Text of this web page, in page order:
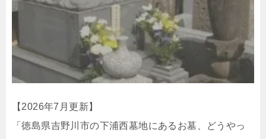
【2026年7月更新】
「徳島県吉野川市の下浦西墓地にあるお墓、どうやっ